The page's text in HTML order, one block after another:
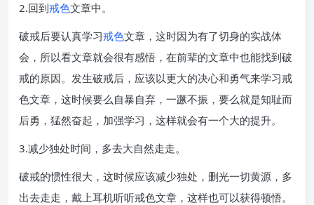
2.回到戒色文章中。
破戒后要认真学习戒色文章，这时因为有了切身的实战体
会，所以看文章就会很有感悟，在前辈的文章中也能找到破
戒的原因。发生破戒后，应该以更大的决心和勇气来学习戒
色文章，这时候要么自暴自弃，一蹶不振，要么就是知耻而
后勇，猛然奋起，加强学习，这样就会有一个大的提升。
3.减少独处时间，多去大自然走走。
破戒的惯性很大，这时候应该减少独处，删光一切黄源，多
出去走走，戴上耳机听听戒色文章，这样也可以获得顿悟。